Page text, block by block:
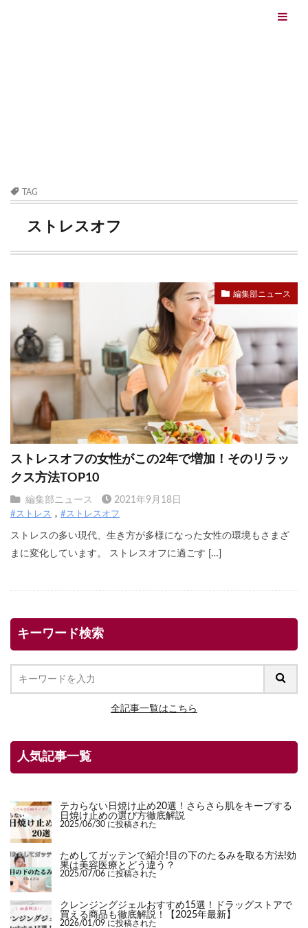
TAG
ストレスオフ
編集部ニュース
ストレスオフの女性がこの2年で増加！そのリラッ
クス方法TOP10
編集部ニュース 2021年9月18日
#ストレス #ストレスオフ
ストレスの多い現代、生き方が多様になった女性の環境もさまざ
まに変化しています。 ストレスオフに過ごす […]
キーワード検索
全記事一覧はこちら
人気記事一覧
テカらない日焼け止め20選！さらさら肌をキープする
日焼け止めの選び方徹底解説
2025/06/30 に投稿された
ためしてガッテンで紹介!目の下のたるみを取る方法!効
果は美容医療とどう違う？
2025/07/06 に投稿された
クレンジングジェルおすすめ15選！ドラッグストアで
買える商品も徹底解説！【2025年最新】
2026/01/09 に投稿された